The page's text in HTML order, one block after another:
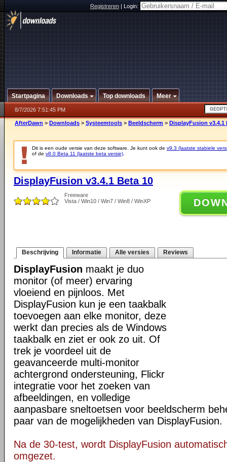
Registreren|Login:
Startpagina Downloads Top downloads Meer
8/7/2026 7:51:45 PM
AfterDawn > Downloads > Systeemtools > Beeldscherm > DisplayFusion v3.4.1
Dit is een oude versie van deze software. Je kunt ook de v9.3 (laatste stabiele
of de v8.0 Beta 11 (laatste beta versie)
DisplayFusion v3.4.1 Beta 10
Freeware
Vista / Win10 / Win7 / Win8 / WinXP
Beschrijving Informatie Alle versies Reviews
DisplayFusion maakt je duo
monitor (of meer) ervaring
vloeiend en pijnloos. Met
DisplayFusion kun je een taakbalk
toevoegen aan elke monitor, deze
werkt dan precies als de Windows
taakbalk en ziet er ook zo uit. Of
trek je voordeel uit de
geavanceerde multi-monitor
achtergrond ondersteuning, Flickr
integratie voor het zoeken van
afbeeldingen, en volledige
aanpasbare sneltoetsen voor beeldscherm
paar van de mogelijkheden van DisplayFusion.
Na de 30-test, wordt DisplayFusion
omgezet.